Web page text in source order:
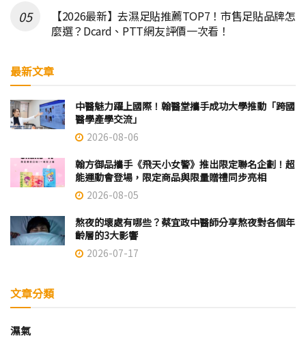
【2026最新】去濕足貼推薦TOP7！市售足貼品牌怎
麼選？Dcard、PTT網友評價一次看！
最新文章
中醫魅力躍上國際！翰醫堂攜手成功大學推動「跨國
醫學產學交流」
2026-08-06
翰方御品攜手《飛天小女警》推出限定聯名企劃！超
能運動會登場，限定商品與限量贈禮同步亮相
2026-08-05
熬夜的壞處有哪些？蔡宜政中醫師分享熬夜對各個年
齡層的3大影響
2026-07-17
文章分類
濕氣